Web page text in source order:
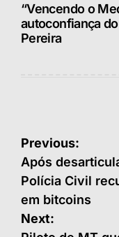
“Vencendo o
autoconfiança
Pereira
Navegação
de
Post
Previous:
Após
Polícia Civil
em bitcoins
Next: